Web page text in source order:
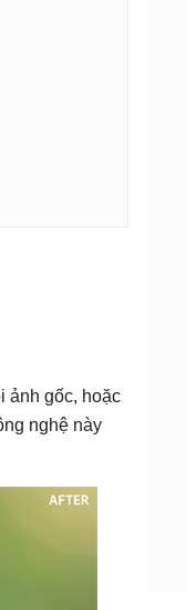
ảnh gốc, hoặc
nghệ này